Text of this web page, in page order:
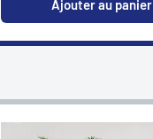
Ajouter au panier